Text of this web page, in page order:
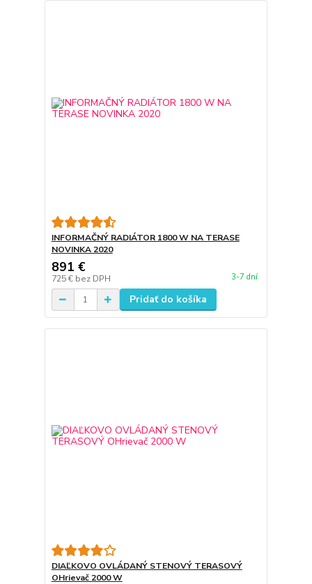
INFORMAČNÝ RADIÁTOR 1800 W NA TERASE
NOVINKA 2020
891 €
725 € bez DPH 3-7 dní
Pridať do košíka
DIAĽKOVO OVLÁDANÝ STENOVÝ TERASOVÝ
OHrievač 2000 W